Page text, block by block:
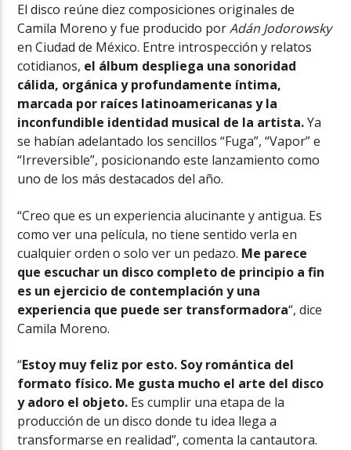
El disco reúne diez composiciones originales de
Camila Moreno y fue producido porAdán Jodorowsky
en Ciudad de México. Entre introspección y relatos
cotidianos, el álbum despliega una sonoridad
cálida, orgánica y profundamente íntima,
marcada por raíces latinoamericanas y la
inconfundible identidad musical de la artista.Ya
se habían adelantado los sencillos “Fuga”, “Vapor” e
“Irreversible”, posicionando este lanzamiento como
uno de los más destacados del año.
“Creo que es un experiencia alucinante y antigua. Es
como ver una película, no tiene sentido verla en
cualquier orden o solo ver un pedazo. Me parece
que escuchar un disco completo de principio a fin
es un ejercicio de contemplación y una
experiencia que puede ser transformadora“, dice
Camila Moreno.
“Estoy muy feliz por esto. Soy romántica del
formato físico. Me gusta mucho el arte del disco
y adoro el objeto. Es cumplir una etapa de la
producción de un disco donde tu idea llega a
transformarse en realidad”, comenta la cantautora.